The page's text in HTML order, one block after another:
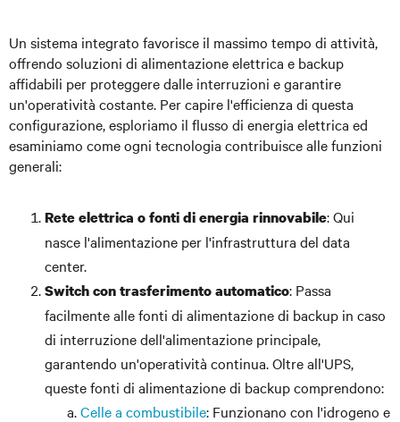
Un sistema integrato favorisce il massimo tempo di attività,
offrendo soluzioni di alimentazione elettrica e backup
affidabili per proteggere dalle interruzioni e garantire
un'operatività costante. Per capire l'efficienza di questa
configurazione, esploriamo il flusso di energia elettrica ed
esaminiamo come ogni tecnologia contribuisce alle funzioni
generali:
Rete elettrica o fonti di energia rinnovabile: Qui
nasce l'alimentazione per l'infrastruttura del data
center.
Switch con trasferimento automatico: Passa
facilmente alle fonti di alimentazione di backup in caso
di interruzione dell'alimentazione principale,
garantendo un'operatività continua. Oltre all'UPS,
queste fonti di alimentazione di backup comprendono:
Celle a combustibile: Funzionano con l'idrogeno e